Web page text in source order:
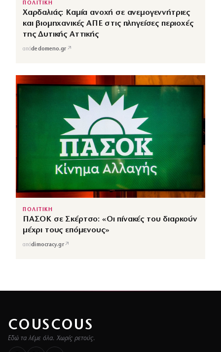
ΠΟΛΙΤΙΚΗ
Χαρδαλιάς: Καμία ανοχή σε ανεμογεννήτριες
και βιομηχανικές ΑΠΕ στις πληγείσες περιοχές
της Δυτικής Αττικής
απόdedomeno.gr ↗
ΠΟΛΙΤΙΚΗ
ΠΑΣΟΚ σε Σκέρτσο: «Οι πίνακές του διαρκούν
μέχρι τους επόμενους»
απόdimocracy.gr↗
COUSCOUS
Εδώ τα λέμε όλα. Χωρίς ρετούς.